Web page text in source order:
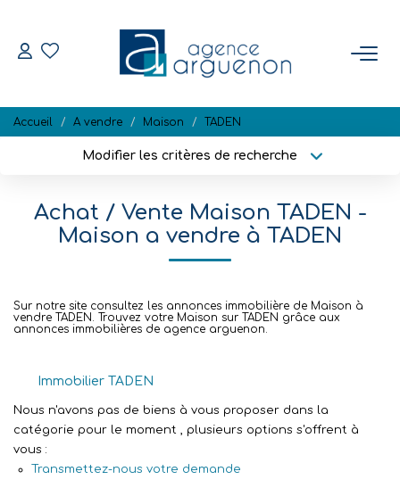
Nos Biens Disponibles
Estimation
NOTRE RÉGION
Nos Agences
Accueil A vendre Maison TADEN
Modifier les critères de recherche
Surface min Budget max
Achat / Vente Maison TADEN -
Maison a vendre à TADEN
Sur notre site consultez les annonces immobilière de Maison à
vendre TADEN. Trouvez votre Maison sur TADEN grâce aux
annonces immobilières de agence arguenon.
Immobilier TADEN
Nous n'avons pas de biens à vous proposer dans la
catégorie pour le moment , plusieurs options s'offrent à
vous :
Transmettez-nous votre demande